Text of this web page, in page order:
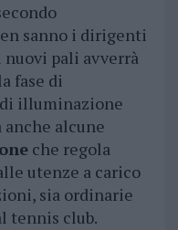
sanno i dirigenti
pali avverrà
fase di
illuminazione
anche alcune
che regola
utenze a carico
sia ordinarie
tennis club.